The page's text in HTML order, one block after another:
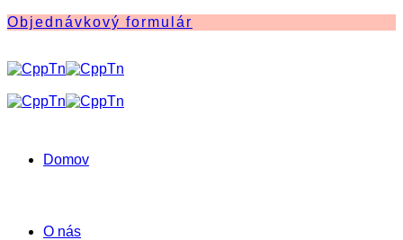
Objednávkový formulár
Domov
O nás